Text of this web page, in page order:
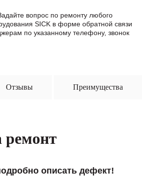
вопрос по ремонту любого
SICK в формe обратной связи
по указанному телефону, звонок
Отзывы Преимущества
ремонт
описать дефект!